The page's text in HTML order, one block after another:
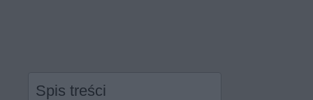
Spis treści